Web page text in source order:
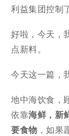
利益集团控制
好啦，今天，
点新料。
今天这一篇，
地中海饮食，
依靠海鲜，新
要食物 ，如果